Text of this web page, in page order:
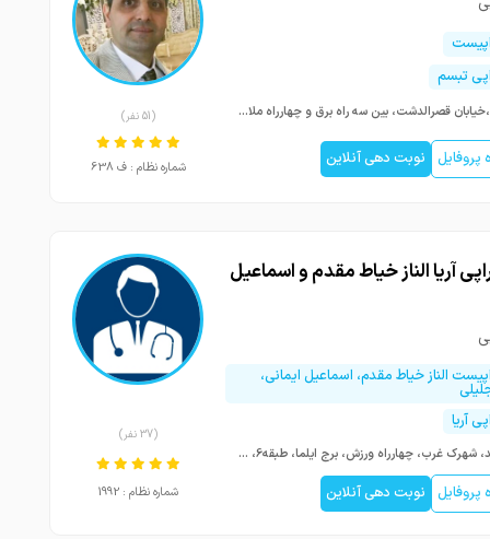
تبسم
شیراز،خیابان قصرالدشت، بین سه راه برق و چهارراه ملاصدرا، انتهار کوچه25، تامین اجتماعی، پلاک482
نوبت دهی آنلاین
(51 نفر)
شماره نظام : ف 638
آریا الناز خیاط مقدم و اسماعیل
الناز خیاط مقدم، اسماعیل ایمانی،
آریا
مشهد، شهرک غرب، چهارراه ورزش، برج ایلما، طبقه6، واحد606
نوبت دهی آنلاین
(37 نفر)
شماره نظام : 1992